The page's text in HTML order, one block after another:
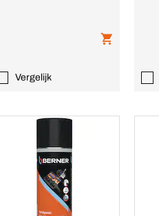
Vergelijk